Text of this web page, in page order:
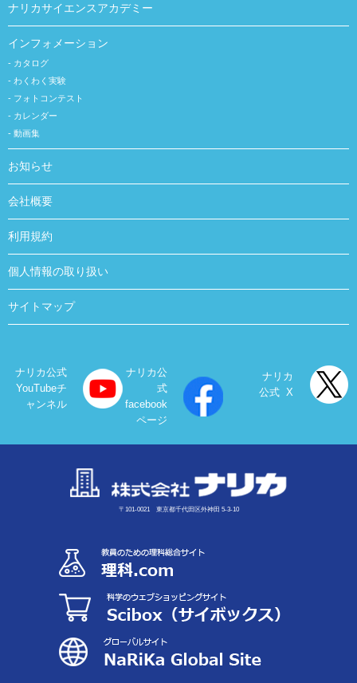
ナリカサイエンスアカデミー
インフォメーション
カタログ
わくわく実験
フォトコンテスト
カレンダー
動画集
お知らせ
会社概要
利用規約
個人情報の取り扱い
サイトマップ
ナリカ公式
YouTubeチ
ャンネル
ナリカ公
式
facebook
ページ
ナリカ
公式 X
〒101-0021 東京都千代田区外神田 5-3-10